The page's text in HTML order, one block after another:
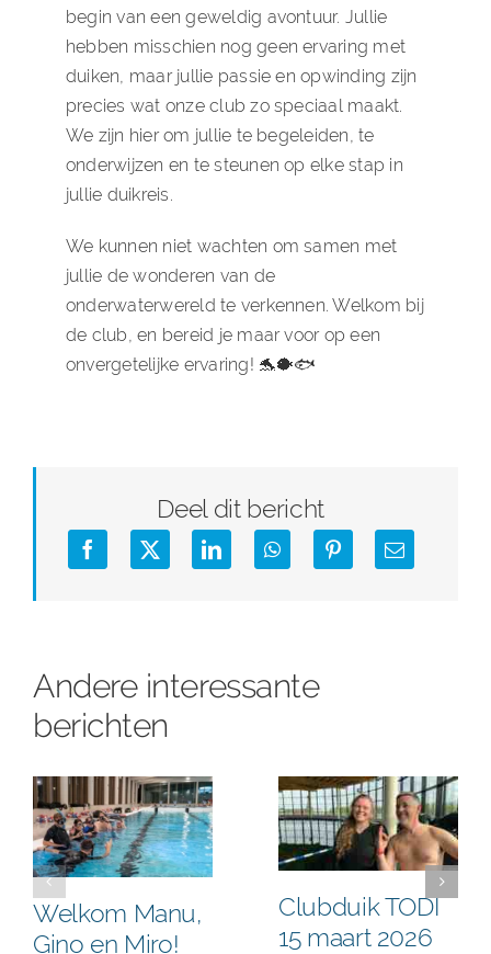
begin van een geweldig avontuur. Jullie
hebben misschien nog geen ervaring met
duiken, maar jullie passie en opwinding zijn
precies wat onze club zo speciaal maakt.
We zijn hier om jullie te begeleiden, te
onderwijzen en te steunen op elke stap in
jullie duikreis.
We kunnen niet wachten om samen met
jullie de wonderen van de
onderwaterwereld te verkennen. Welkom bij
de club, en bereid je maar voor op een
onvergetelijke ervaring! 🐬🐡🐟
Deel dit bericht
Andere interessante
berichten
Welkom Manu,
Gino en Miro!
Clubduik TODI
15 maart 2026